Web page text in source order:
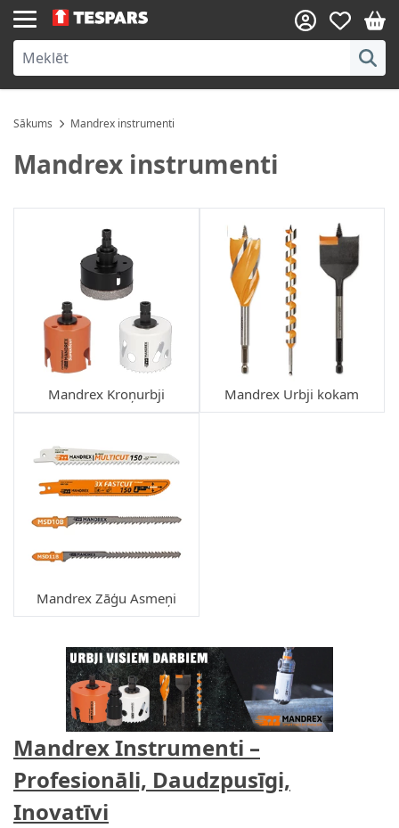
Skip to Content
Sākums Mandrex instrumenti
Mandrex instrumenti
Mandrex Kroņurbji Mandrex Urbji kokam
Mandrex Zāģu Asmeņi
Mandrex Instrumenti –
Profesionāli, Daudzpusīgi,
Inovatīvi